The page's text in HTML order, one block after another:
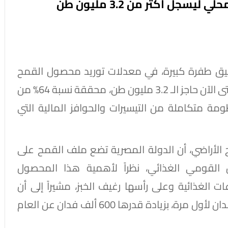
طفرة كبيرة، في معدلات توريد محصول القمح
للموسم الحالي، حيث تخطت الكميات الموردة حتى الآن حاجز الـ 3.2 مليون طن، محققة نسبة 64% من
متكاملة من التيسيرات والحوافز المالية التي
الأراضي، أن الدولة المصرية تضع ملف القمح على
القومي الغذائي، نظراً لأهمية هذا المحصول
الغذائية وعلى رأسها رغيف الخبز، مشيراً إلى أن
المساحة المنزرعة بلغت هذا العام 3.7 مليون فدان لأول مرة، بزيادة قدرها 600 ألف فدان عن العام